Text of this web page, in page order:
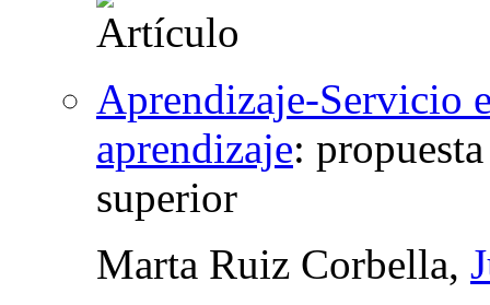
Aprendizaje-Servicio
aprendizaje:
superior
Marta Ruiz Corbella,